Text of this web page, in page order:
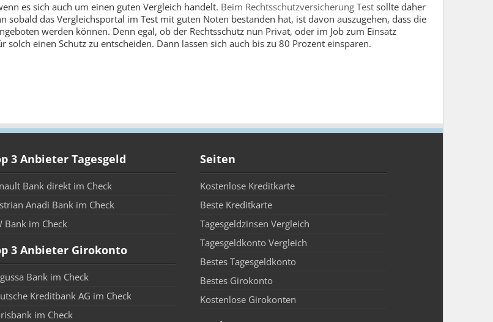
es sich auch um einen guten Vergleich handelt. Beim Rechtsschutzversicherung Test sollte daher
das Vergleichsportal im Test mit guten Noten bestanden hat, ist davon auszugehen, dass die
werden können. Denn egal, ob der Rechtsschutz nun Privat, oder im Job zum Einsatz
einen Schutz zu entscheiden. Dann lassen sich auch bis zu 80 Prozent einsparen.
3 Anbieter Tagesgeld
Bank direkt im Check
Anadi Bank im Check
Bank im Check
3 Anbieter Girokonto
Bank im Check
Kreditbank AG im Check
im Check
Seiten
Kostenlose Kreditkarte
Beste Kreditkarte
Tagesgeldzinsen Vergleich
Tagesgeldkonto Vergleich
Bestes Tagesgeldkonto
Bestes Girokonto
Kostenlose Girokonten